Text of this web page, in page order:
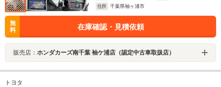
住所
千葉県袖ヶ浦市
無
料
在庫確認・見積依頼
販売店： ホンダカーズ南千葉 袖ケ浦店（認定中古車取扱店）
トヨタ